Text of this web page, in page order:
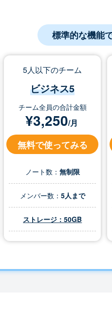
標準的な機能
5人以下のチーム
ビジネス5
チーム全員の合計金額
¥3,250/月
無料で使ってみる
ノート数： 無制限
メンバー数： 5人まで
ストレージ：50GB